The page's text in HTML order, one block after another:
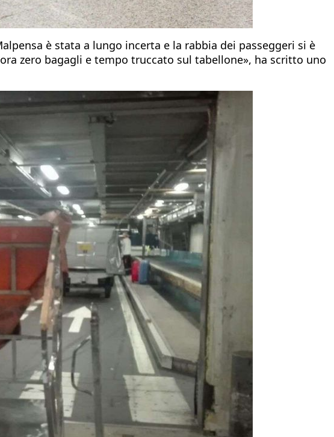
è stata a lungo incerta e la rabbia dei passeggeri si è
zero bagagli e tempo truccato sul tabellone», ha scritto uno